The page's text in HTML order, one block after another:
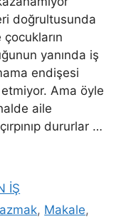
doğrultusunda
çocukların
yanında iş
endişesi
etmiyor. Ama öyle
aile
dururlar …
İŞ
, Makale,